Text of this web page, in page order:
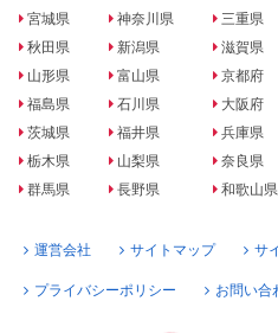
宮城県
秋田県
山形県
福島県
茨城県
栃木県
群馬県
神奈川県
新潟県
富山県
石川県
福井県
山梨県
長野県
三重県
滋賀県
京都府
大阪府
兵庫県
奈良県
和歌山県
運営会社 サイトマップ サ
プライバシーポリシー お問い合